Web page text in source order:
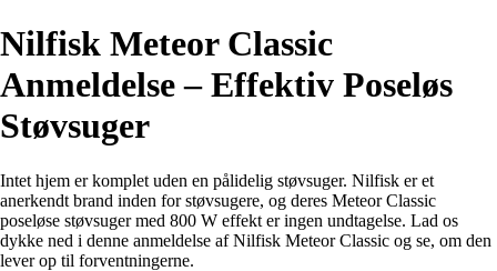
Nilfisk Meteor Classic
Anmeldelse – Effektiv Poseløs
Støvsuger
Intet hjem er komplet uden en pålidelig støvsuger. Nilfisk er et
anerkendt brand inden for støvsugere, og deres Meteor Classic
poseløse støvsuger med 800 W effekt er ingen undtagelse. Lad os
dykke ned i denne anmeldelse af Nilfisk Meteor Classic og se, om den
lever op til forventningerne.